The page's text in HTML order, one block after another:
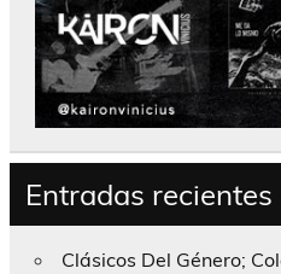
Entradas recientes
Clásicos Del Género;